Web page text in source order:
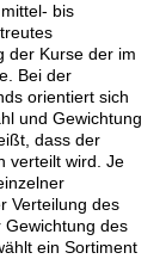
bis
der Kurse der im
Bei der
orientiert sich
und Gewichtung
dass der
verteilt wird. Je
Verteilung des
Gewichtung des
ein Sortiment